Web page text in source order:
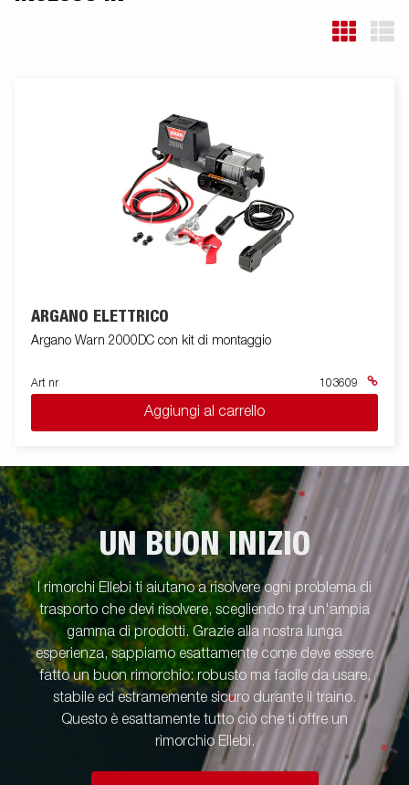
ARGANO ELETTRICO
Argano Warn 2000DC con kit di montaggio
Art nr 103609
Aggiungi al carrello
UN BUON INIZIO
I rimorchi Ellebi ti aiutano a risolvere ogni problema di
trasporto che devi risolvere, scegliendo tra un'ampia
gamma di prodotti. Grazie alla nostra lunga
esperienza, sappiamo esattamente come deve essere
fatto un buon rimorchio: robusto ma facile da usare,
stabile ed estramemente sicuro durante il traino.
Questo è esattamente tutto ciò che ti offre un
rimorchio Ellebi.